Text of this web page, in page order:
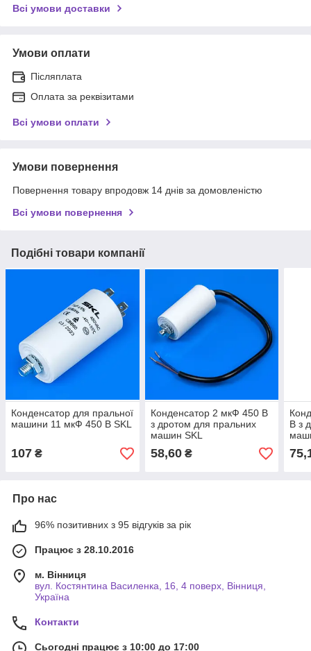
Всі умови доставки
Умови оплати
Післяплата
Оплата за реквізитами
Всі умови оплати
Умови повернення
Повернення товару впродовж 14 днів за домовленістю
Всі умови повернення
Подібні товари компанії
Конденсатор для пральної
машини 11 мкФ 450 В SKL
107 ₴
Конденсатор 2 мкФ 450 В
з дротом для пральних
машин SKL
58,60₴
В з
Про нас
96% позитивних з 95 відгуків за рік
Працює з 28.10.2016
м. Вінниця
вул. Костянтина Василенка, 16, 4 поверх, Вінниця,
Україна
Контакти
Сьогодні працює з 10:00 до 17:00